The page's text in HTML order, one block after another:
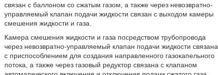
связан с баллоном со сжатым газом, а также через невозвратно-
управляемый клапан подачи жидкости связан с выходом камеры
смешения жидкости и газа.
Камера смешения жидкости и газа посредством трубопровода
через невозвратно-управляемый клапан подачи жидкости связана
с приспособлением для создания направленного газокапельного
потока, а также через газовый редуктор связана с клапаном